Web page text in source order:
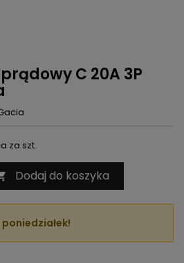
C 20A 3P
za szt.
Dodaj do koszyka